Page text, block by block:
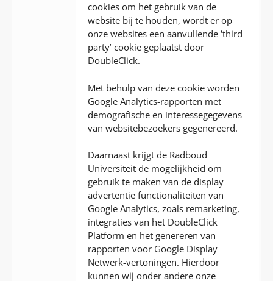
cookies om het gebruik van de
website bij te houden, wordt er op
onze websites een aanvullende ‘third
party’ cookie geplaatst door
DoubleClick.
Met behulp van deze cookie worden
Google Analytics-rapporten met
demografische en interessegegevens
van websitebezoekers gegenereerd.
Daarnaast krijgt de Radboud
Universiteit de mogelijkheid om
gebruik te maken van de display
advertentie functionaliteiten van
Google Analytics, zoals remarketing,
integraties van het DoubleClick
Platform en het genereren van
rapporten voor Google Display
Netwerk-vertoningen. Hierdoor
kunnen wij onder andere onze